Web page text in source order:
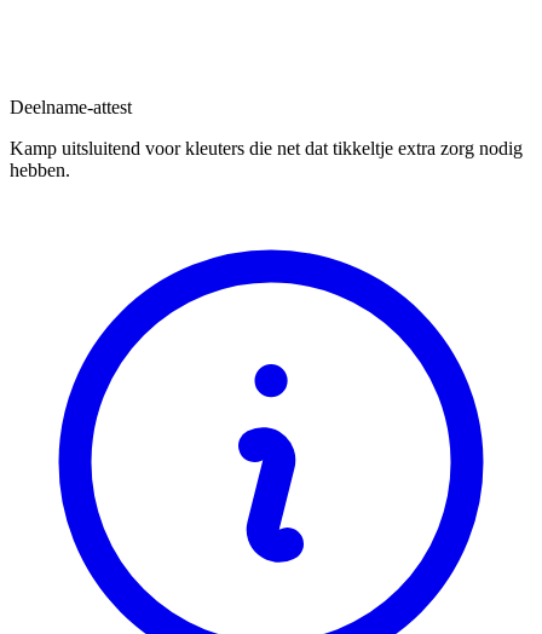
Deelname-attest
Kamp uitsluitend voor kleuters die net dat tikkeltje extra zorg nodig
hebben.